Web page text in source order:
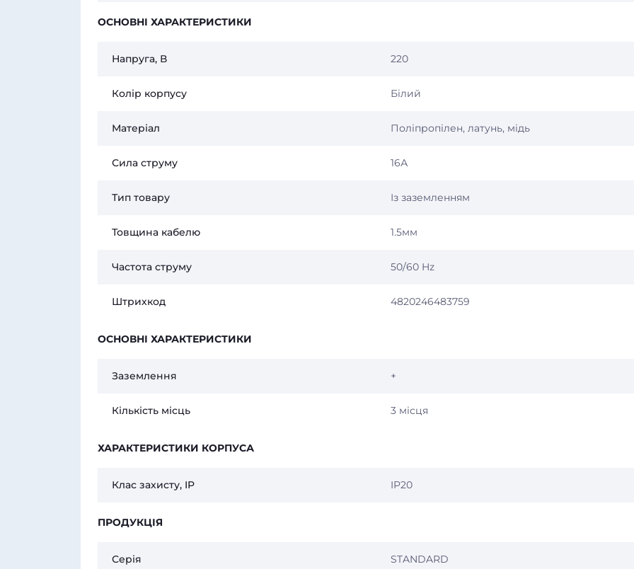
ОСНОВНІ ХАРАКТЕРИСТИКИ
Напруга, В 220
Колір корпусу Білий
Матеріал Поліпропілен, латунь, мідь
Сила струму 16А
Тип товару Із заземленням
Товщина кабелю 1.5мм
Частота струму 50/60 Hz
Штрихкод 4820246483759
ОСНОВНІ ХАРАКТЕРИСТИКИ
Заземлення +
Кількість місць 3 місця
ХАРАКТЕРИСТИКИ КОРПУСА
Клас захисту, IP IP20
ПРОДУКЦІЯ
Серія STANDARD